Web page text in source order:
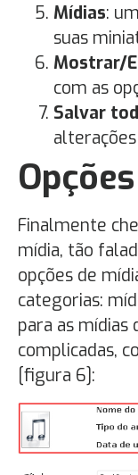
Mídias:
suas
Mostrar/
com as
Salvar
Finalmente
mídia, tão
opções de
categorias:
para as mídias
complicadas,
[figura 6]: